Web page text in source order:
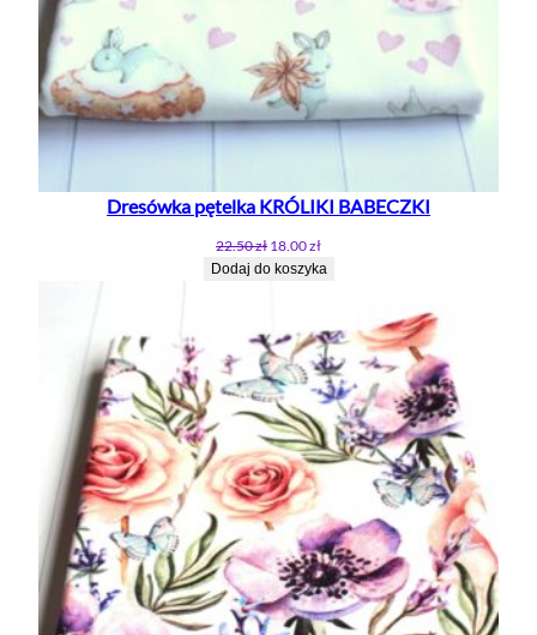
Dresówka pętelka KRÓLIKI BABECZKI
22.50zł Pierwotna
cena
18.00złAktualna
cena
Dodaj do koszyka